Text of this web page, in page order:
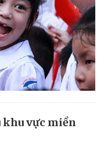
khu vực miền